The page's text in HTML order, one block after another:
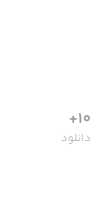
10+
دانلود